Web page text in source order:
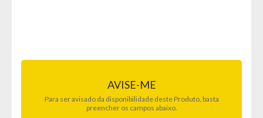
AVISE-ME
Para ser avisado da disponibilidade deste Produto, basta
preencher os campos abaixo.